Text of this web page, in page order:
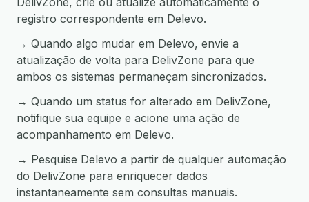
registro correspondente em Delevo.
→ Quando algo mudar em Delevo, envie a
atualização de volta para DelivZone para que
ambos os sistemas permaneçam sincronizados.
→ Quando um status for alterado em DelivZone,
notifique sua equipe e acione uma ação de
acompanhamento em Delevo.
→ Pesquise Delevo a partir de qualquer automação
do DelivZone para enriquecer dados
instantaneamente sem consultas manuais.